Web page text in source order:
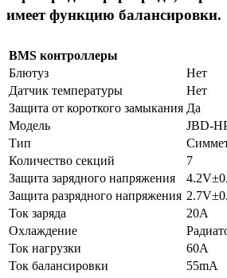
имеет функцию балансировки.
BMS контроллеры
Блютуз
Нет
Датчик температуры
Нет
Защита от короткого замыкания Да
Модель
JBD-
Тип
Количество секций
7
Защита зарядного напряжения
Защита разрядного напряжения
Ток заряда
20А
Охлаждение
Ток нагрузки
60А
Ток балансировки
55mА